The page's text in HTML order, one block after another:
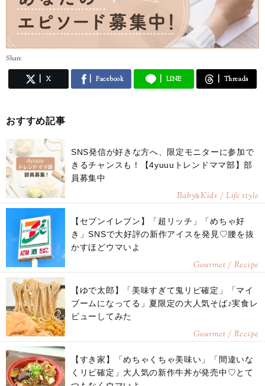
Share
X Facebook LINE Threads
おすすめ記事
SNS発信が好きな方へ、限定モニターに参加で
きるチャンスも！【4yuuuトレンドママ部】部
員募集中
Baby&Kids / Life style
【セブンイレブン】「超リッチ」「めちゃ好
き」SNSで大好評の新作アイスを発見♡腰を抜
かすほどウマいよ
Gourmet / Recipe
【ゆで太郎】「美味すぎて鬼リピ確定」「マイ
ブームになってる」夏限定の大人気そば♪実食レ
ビューしてみた
Gourmet / Recipe
【すき家】「めちゃくちゃ美味い」「間違いな
くリピ確定」大人気の新作牛丼が発売中♡とて